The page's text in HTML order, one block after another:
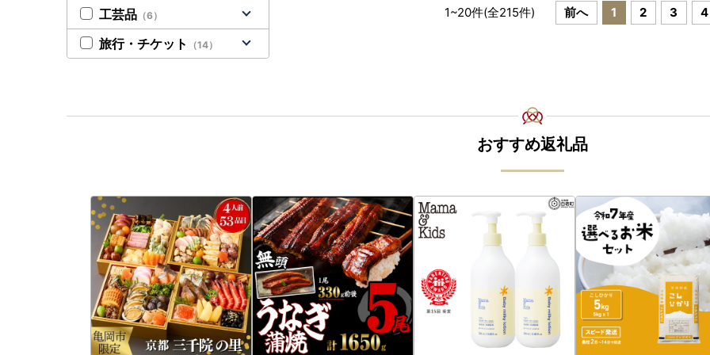
1~20件(全215件) 前へ 1 2 3 4
工芸品 （6）
旅行・チケット （14）
おすすめ返礼品